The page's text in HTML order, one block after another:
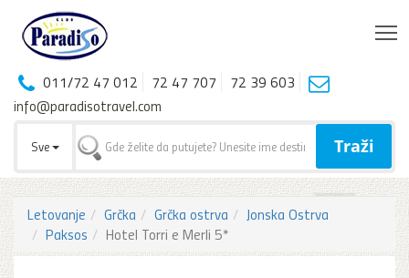
011/72 47 012 72 47 707
72 39 603
info@paradisotravel.com
Sve Traži
Letovanje Grčka Grčka ostrva
Jonska Ostrva
Paksos
Hotel Torri e Merli 5*